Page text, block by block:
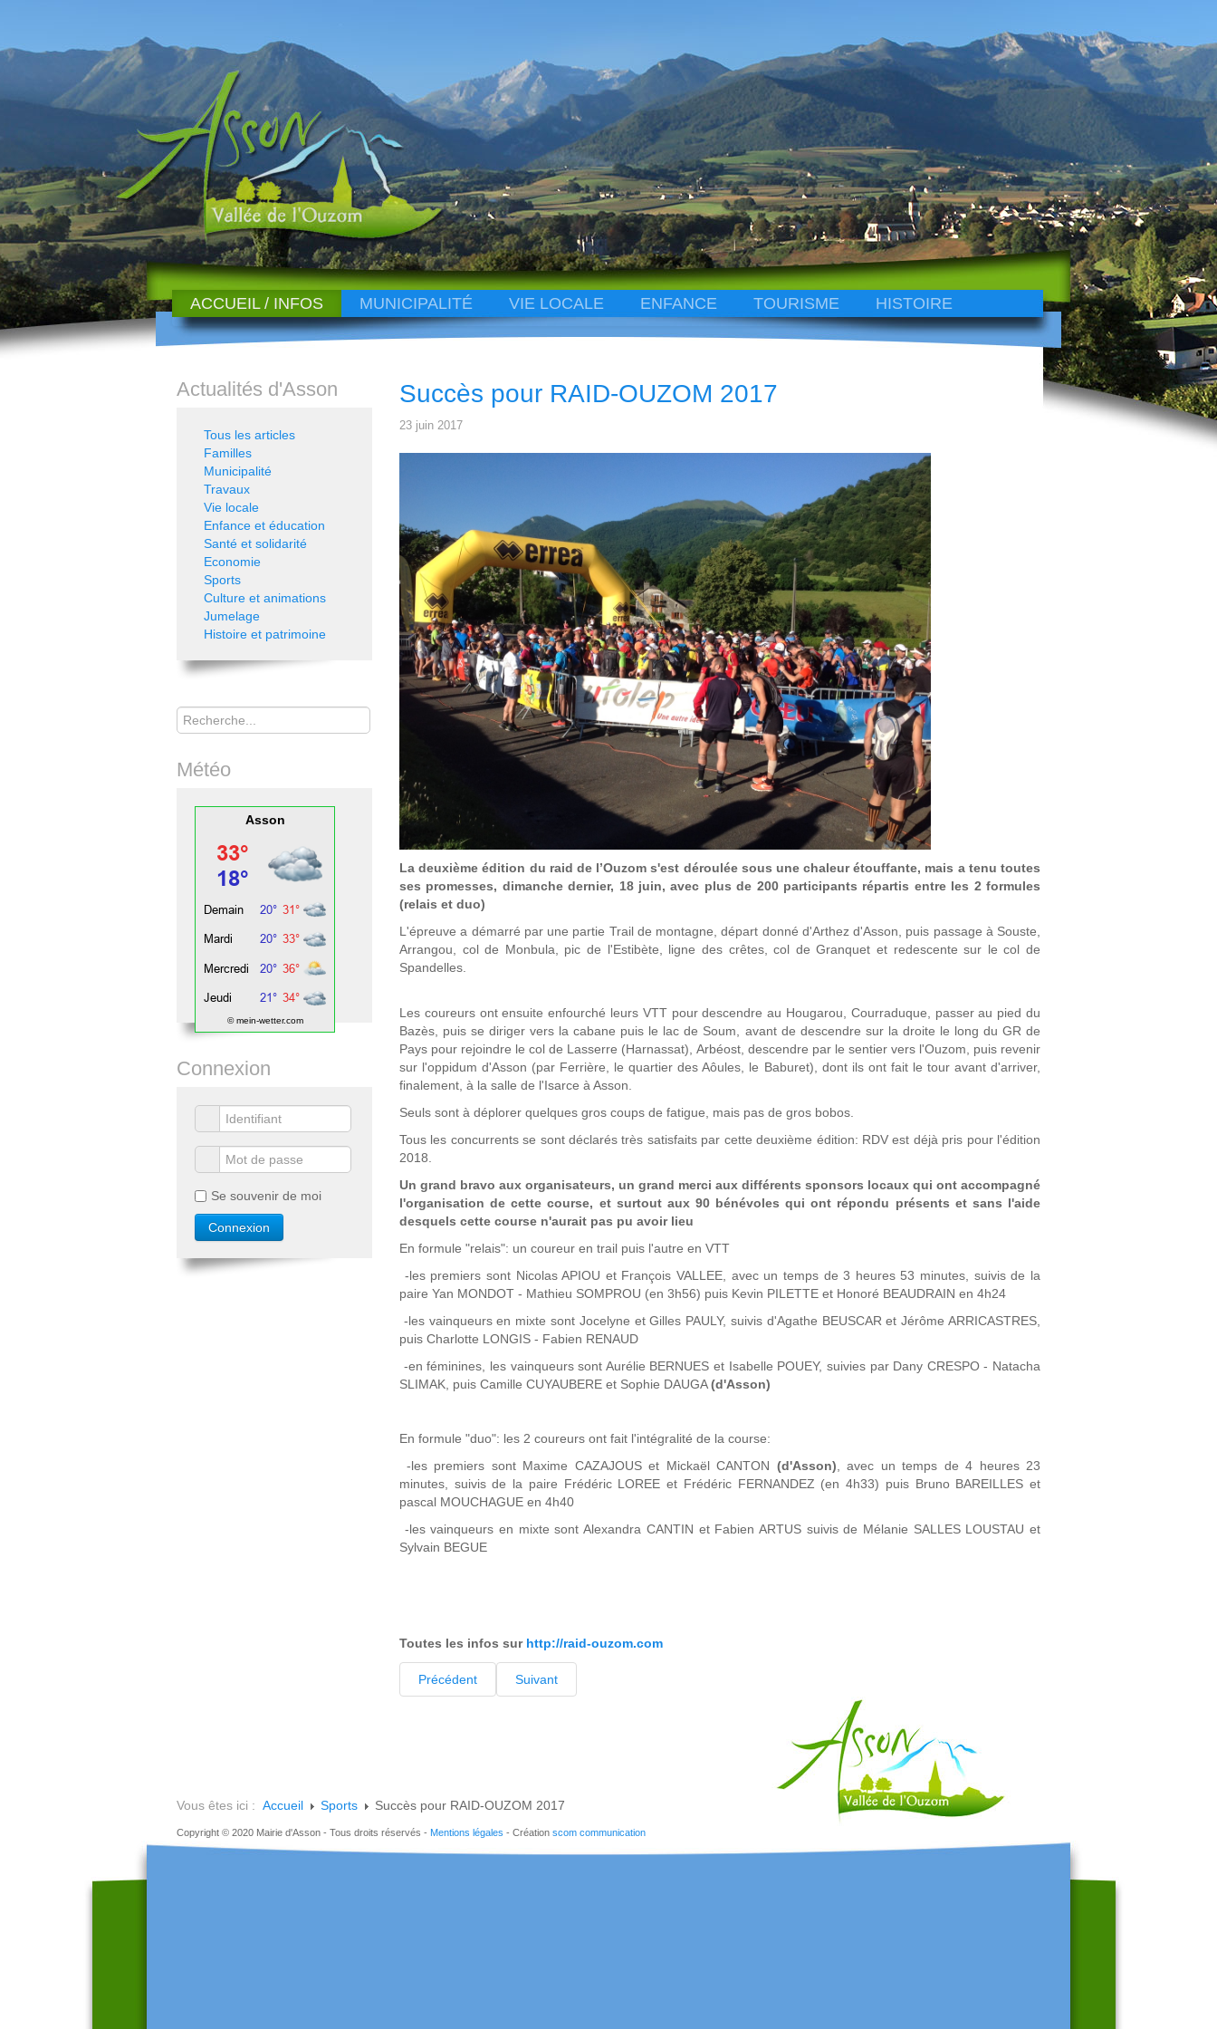
ACCUEIL / INFOS MUNICIPALITÉ VIE LOCALE ENFANCE TOURISME HISTOIRE
Succès pour RAID-OUZOM 2017
23 juin 2017
La deuxième édition du raid de l’Ouzom s'est déroulée sous une chaleur étouffante, mais a tenu toutes
ses promesses, dimanche dernier, 18 juin, avec plus de 200 participants répartis entre les 2 formules
(relais et duo)
L'épreuve a démarré par une partie Trail de montagne, départ donné d'Arthez d'Asson, puis passage à Souste,
Arrangou, col de Monbula, pic de l'Estibète, ligne des crêtes, col de Granquet et redescente sur le col de
Spandelles.
Les coureurs ont ensuite enfourché leurs VTT pour descendre au Hougarou, Courraduque, passer au pied du
Bazès, puis se diriger vers la cabane puis le lac de Soum, avant de descendre sur la droite le long du GR de
Pays pour rejoindre le col de Lasserre (Harnassat), Arbéost, descendre par le sentier vers l'Ouzom, puis revenir
sur l'oppidum d'Asson (par Ferrière, le quartier des Aôules, le Baburet), dont ils ont fait le tour avant d'arriver,
finalement, à la salle de l'Isarce à Asson.
Seuls sont à déplorer quelques gros coups de fatigue, mais pas de gros bobos.
Tous les concurrents se sont déclarés très satisfaits par cette deuxième édition: RDV est déjà pris pour l'édition
2018.
Un grand bravo aux organisateurs, un grand merci aux différents sponsors locaux qui ont accompagné
l'organisation de cette course, et surtout aux 90 bénévoles qui ont répondu présents et sans l'aide
desquels cette course n'aurait pas pu avoir lieu
En formule "relais": un coureur en trail puis l'autre en VTT
-les premiers sont Nicolas APIOU et François VALLEE, avec un temps de 3 heures 53 minutes, suivis de la
paire Yan MONDOT - Mathieu SOMPROU (en 3h56) puis Kevin PILETTE et Honoré BEAUDRAIN en 4h24
-les vainqueurs en mixte sont Jocelyne et Gilles PAULY, suivis d'Agathe BEUSCAR et Jérôme ARRICASTRES,
puis Charlotte LONGIS - Fabien RENAUD
-en féminines, les vainqueurs sont Aurélie BERNUES et Isabelle POUEY, suivies par Dany CRESPO - Natacha
SLIMAK, puis Camille CUYAUBERE et Sophie DAUGA(d'Asson)
En formule "duo": les 2 coureurs ont fait l'intégralité de la course:
-les premiers sont Maxime CAZAJOUS et Mickaël CANTON (d'Asson), avec un temps de 4 heures 23
minutes, suivis de la paire Frédéric LOREE et Frédéric FERNANDEZ (en 4h33) puis Bruno BAREILLES et
pascal MOUCHAGUE en 4h40
-les vainqueurs en mixte sont Alexandra CANTIN et Fabien ARTUS suivis de Mélanie SALLES LOUSTAU et
Sylvain BEGUE
Toutes les infos surhttp://raid-ouzom.com
Précédent Suivant
Actualités d'Asson
Tous les articles
Familles
Municipalité
Travaux
Vie locale
Enfance et éducation
Santé et solidarité
Economie
Sports
Culture et animations
Jumelage
Histoire et patrimoine
Rechercher
Météo
Asson
© mein-wetter.com
Connexion
Se souvenir de moi
Vous êtes ici : Accueil Sports Succès pour RAID-OUZOM 2017
Copyright © 2020 Mairie d'Asson - Tous droits réservés - Mentions légales - Création scom communication